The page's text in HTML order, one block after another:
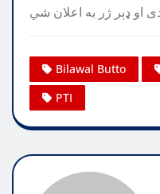
Bilawal Butto
PTI